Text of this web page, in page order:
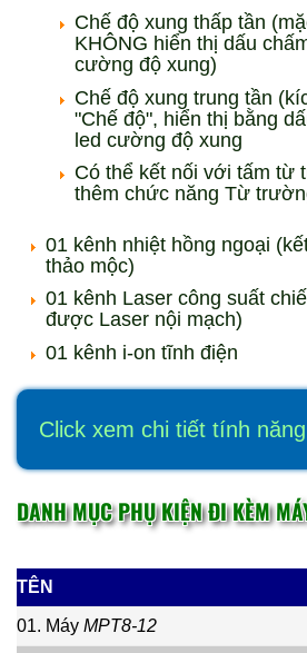
Chế độ xung thấp tần
KHÔNG hiển thị dấu
cường độ xung)
Chế độ xung trung tần
"Chế độ", hiển thị bằng
led cường độ xung
Có thể kết nối với tấm từ
thêm chức năng Từ
01 kênh nhiệt hồng ngoại
thảo mộc)
01 kênh Laser công suất
được Laser nội mạch)
01 kênh i-on tĩnh điện
Click xem chi tiết tính
DANH MỤC PHỤ KIỆN ĐI KÈM
TÊN
01. Máy MPT8-12